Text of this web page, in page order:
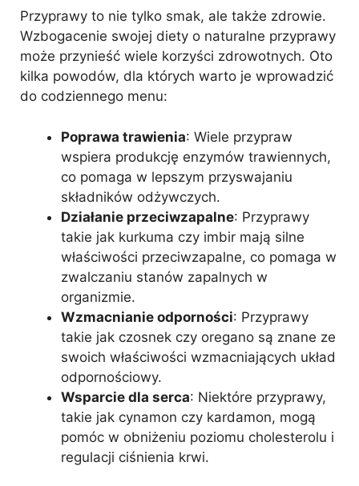
Przyprawy to nie tylko smak, ale także zdrowie.
Wzbogacenie swojej diety o naturalne przyprawy
może przynieść wiele korzyści zdrowotnych. Oto
kilka powodów, dla których warto je wprowadzić
do codziennego menu:
Poprawa trawienia: Wiele przypraw
wspiera produkcję enzymów trawiennych,
co pomaga w lepszym przyswajaniu
składników odżywczych.
Działanie przeciwzapalne: Przyprawy
takie jak kurkuma czy imbir mają silne
właściwości przeciwzapalne, co pomaga w
zwalczaniu stanów zapalnych w
organizmie.
Wzmacnianie odporności: Przyprawy
takie jak czosnek czy oregano są znane ze
swoich właściwości wzmacniających układ
odpornościowy.
Wsparcie dla serca: Niektóre przyprawy,
takie jak cynamon czy kardamon, mogą
pomóc w obniżeniu poziomu cholesterolu i
regulacji ciśnienia krwi.